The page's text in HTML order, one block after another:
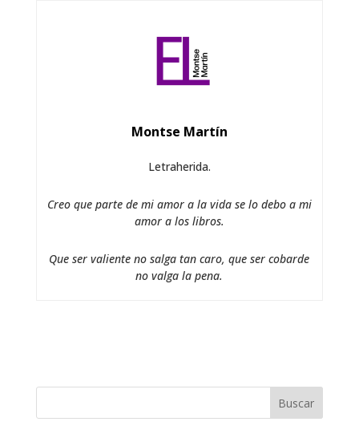
Montse Martín
Letraherida.
Creo que parte de mi amor a la vida se lo debo a mi
amor a los libros.
Que ser valiente no salga tan caro, que ser cobarde
no valga la pena.